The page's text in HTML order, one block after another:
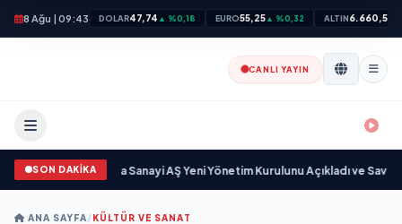
8 Ağu | 09:43 DOLAR47,74 ▲ %0,18 EURO55,25▲ %0,32 ALTIN6.660,55
CANLI YAYIN
SON DAKİKA
Açıkgöz Savunma Sanayi AŞ Yeni Yönetim Kurulunu Açıkladı ve
ANA SAYFA/KÜLTÜR VE SANAT